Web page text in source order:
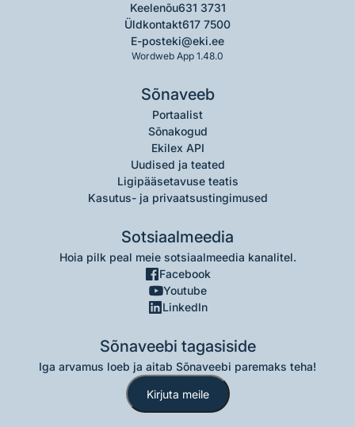
Keelenõu631 3731
Üldkontakt617 7500
E-posteki@eki.ee
Wordweb App 1.48.0
Sõnaveeb
Portaalist
Sõnakogud
Ekilex API
Uudised ja teated
Ligipääsetavuse teatis
Kasutus- ja privaatsustingimused
Sotsiaalmeedia
Hoia pilk peal meie sotsiaalmeedia kanalitel.
Facebook
Youtube
LinkedIn
Sõnaveebi tagasiside
Iga arvamus loeb ja aitab Sõnaveebi paremaks teha!
Kirjuta meile